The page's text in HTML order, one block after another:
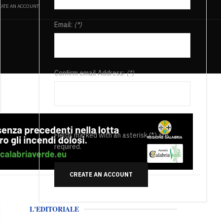
AN ACCOUNT
Email: (*)
Confirm email Address:(*)
Fields marked with an asterisk (*) are
required.
CREATE AN ACCOUNT
L'EDITORIALE